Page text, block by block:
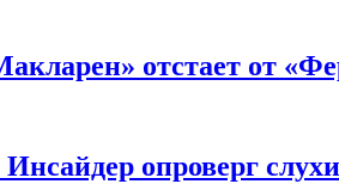
отстает от
опроверг